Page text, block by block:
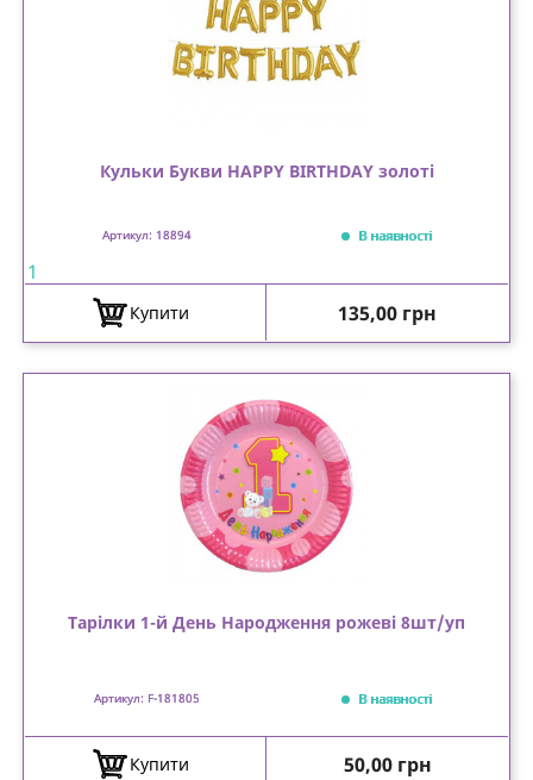
Кульки Букви HAPPY BIRTHDAY золоті
Артикул: 18894 В наявності
1
Купити Ціна
135,00 грн
Тарілки 1-й День Народження рожеві 8шт/уп
Артикул: F-181805 В наявності
Купити Ціна
50,00 грн